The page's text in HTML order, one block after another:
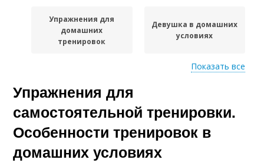
Упражнения для
домашних
тренировок
Девушка в домашних
условиях
Условия для девушек
Показать все
Упражнения для
самостоятельной тренировки.
Особенности тренировок в
домашних условиях